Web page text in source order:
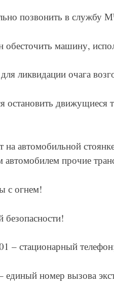
позвонить в службу
машину,
ликвидации очага
движущиеся
на автомобильной
прочие
с огнем!
– стационарный
единый номер вызова